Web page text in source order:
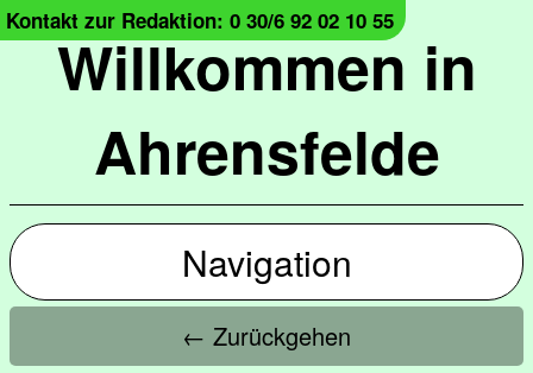
Willkommen in
Ahrensfelde
Kontakt zur Redaktion: 0 30/6 92 02 10 55
Navigation
← Zurückgehen